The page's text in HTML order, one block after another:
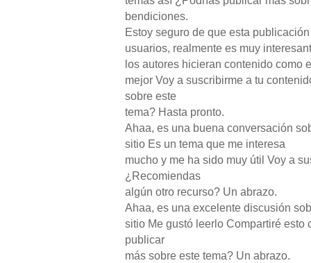
bendiciones.
Estoy seguro de que esta
usuarios, realmente es muy
los autores hicieran contenido como
mejor Voy a suscribirme a tu
sobre este
tema? Hasta pronto.
Ahaa, es una buena conversación
sitio Es un tema que me interesa
mucho y me ha sido muy útil Voy a
¿Recomiendas
algún otro recurso? Un abrazo.
Ahaa, es una excelente discusión
sitio Me gustó leerlo Compartiré esto
publicar
más sobre este tema? Un abrazo.